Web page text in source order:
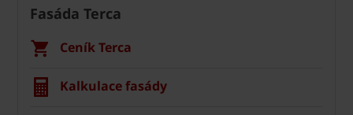
Fasáda Terca
Ceník Terca
Kalkulace fasády